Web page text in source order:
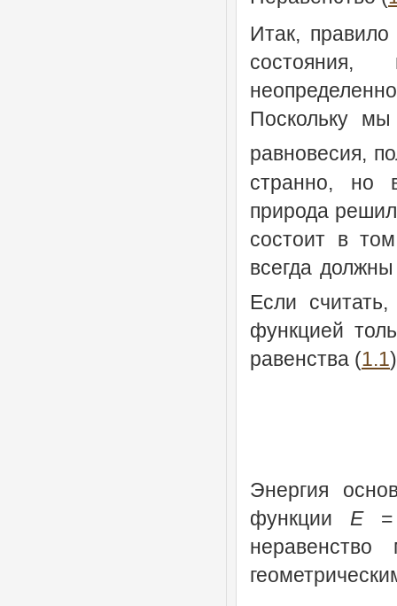
Итак,
Поскольку
равновесия,
странно, но
природа
состоит в
всегда
Если
функцией
равенства (1.1
Энергия
функции E